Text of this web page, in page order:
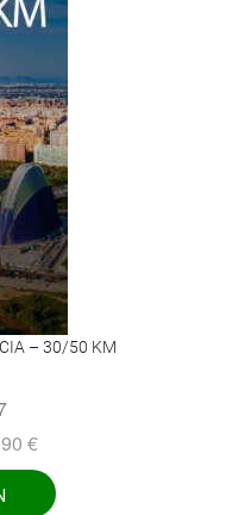
– 30/50 KM
€